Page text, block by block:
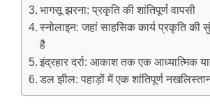
भागसू झरना: प्रकृति की शांतिपूर्ण वापसी
स्नोलाइन: जहां साहसिक कार्य प्रकृति की
है
इंद्रहार दर्रा: आकाश तक एक आध्यात्मिक
डल झील: पहाड़ों में एक शांतिपूर्ण